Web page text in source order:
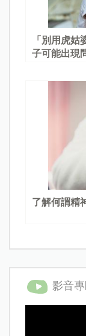
「別用虎
子可能出現
了解何謂精
影音